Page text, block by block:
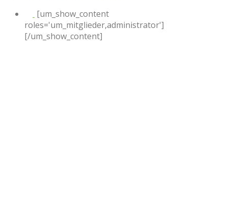
[um_show_content
roles='um_mitglieder,administrator']
[/um_show_content]